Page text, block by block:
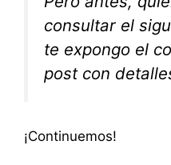
consultar el
te expongo el
post con
¡Continuemos!